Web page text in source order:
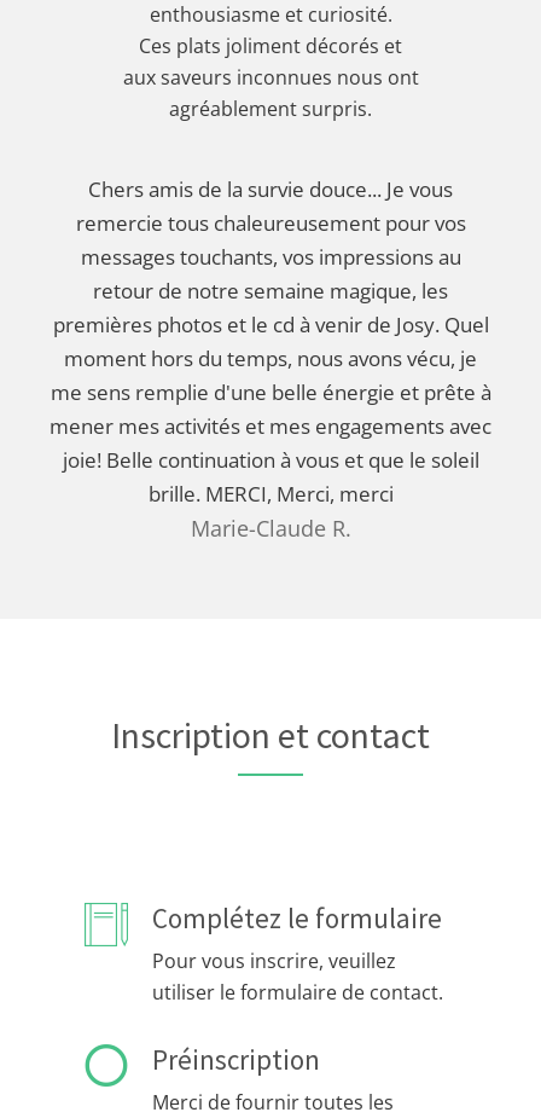
enthousiasme et curiosité.
Ces plats joliment décorés et
aux saveurs inconnues nous ont
agréablement surpris.
Chers amis de la survie douce... Je vous
remercie tous chaleureusement pour vos
messages touchants, vos impressions au
retour de notre semaine magique, les
premières photos et le cd à venir de Josy. Quel
moment hors du temps, nous avons vécu, je
me sens remplie d'une belle énergie et prête à
mener mes activités et mes engagements avec
joie! Belle continuation à vous et que le soleil
brille. MERCI, Merci, merci
Marie-Claude R.
Inscription et contact
Complétez le formulaire
Pour vous inscrire, veuillez
utiliser le formulaire de contact.
Préinscription
Merci de fournir toutes les